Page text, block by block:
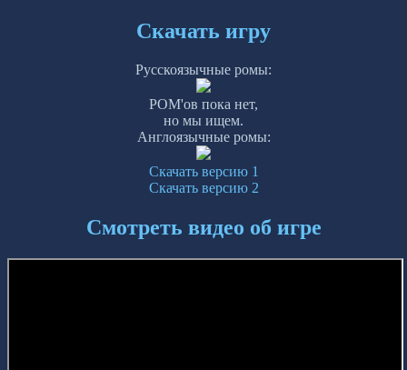
Скачать игру
Русскоязычные ромы:
РОМ'ов пока нет,
но мы ищем.
Англоязычные ромы:
Скачать версию 1
Скачать версию 2
Смотреть видео об игре